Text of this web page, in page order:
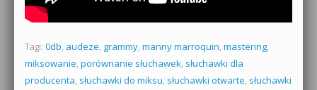
Tagi: 0db, audeze, grammy, manny marroquin, mastering,
miksowanie, porównanie słuchawek, słuchawki dla
producenta, słuchawki do miksu, słuchawki otwarte, słuchawki